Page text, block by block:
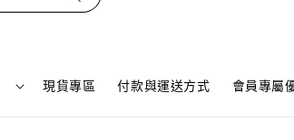
現貨專區 付款與運送方式 會員專屬